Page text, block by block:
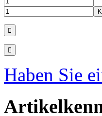
Haben Sie